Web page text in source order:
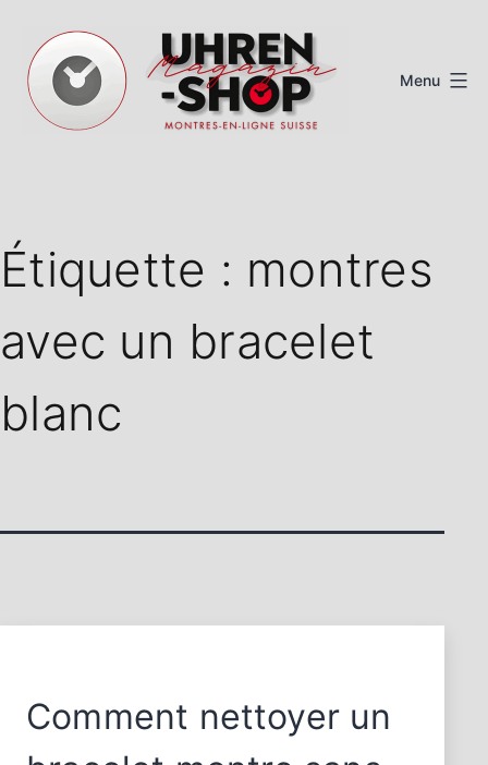
contenu
suisses
Menu
Étiquette : montres
avec un bracelet
blanc
Comment nettoyer un